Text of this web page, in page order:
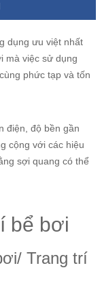
dụng ưu việt nhất
mà việc sử dụng
phức tạp và tốn
điện, độ bền gần
cộng với các hiệu
sợi quang có thể
bể bơi
Trang trí